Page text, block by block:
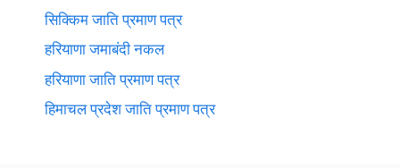
सिक्किम जाति प्रमाण पत्र
हरियाणा जमाबंदी नकल
हरियाणा जाति प्रमाण पत्र
हिमाचल प्रदेश जाति प्रमाण पत्र